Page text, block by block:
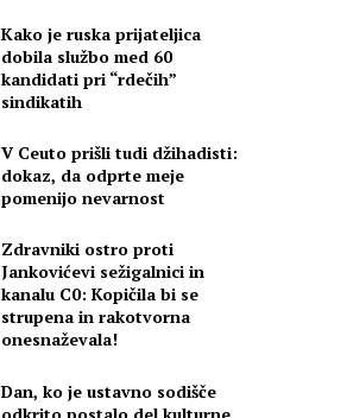
Kako je ruska prijateljica
dobila službo med 60
kandidati pri “rdečih”
sindikatih
V Ceuto prišli tudi džihadisti:
dokaz, da odprte meje
pomenijo nevarnost
Zdravniki ostro proti
Jankovićevi sežigalnici in
kanalu C0: Kopičila bi se
strupena in rakotvorna
onesnaževala!
Dan, ko je ustavno sodišče
odkrito postalo del kulturne